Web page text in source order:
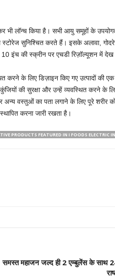
लॉन्च किया है। सभी आयु समूहों के
स्टोरेज सुनिश्चित करते हैं। इसके अलावा,
इंच की स्क्रीन पर एचडी रिज़ॉल्यूशन में
करने के लिए डिज़ाइन किए गए उत्पादों की
कुंजियों की सुरक्षा और उन्हें व्यवस्थित करने
अन्य वस्तुओं का पता लगाने के लिए पूरे
करना जारी रखता है।
PRODUCTS FEATURED IN I FOODS ELECTRIC
समस्त महाजन जल्द ही 2 एम्बुलेंस के साथ